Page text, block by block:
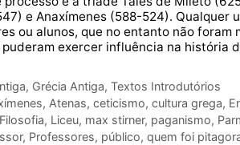
e Anaxímenes (588-524). Qualquer
ou alunos, que no entanto não foram
exercer influência na história
, Grécia Antiga, Textos Introdutórios
, Atenas, ceticismo, cultura grega,
, Liceu, max stirner, paganismo,
, Professores, público, quem foi